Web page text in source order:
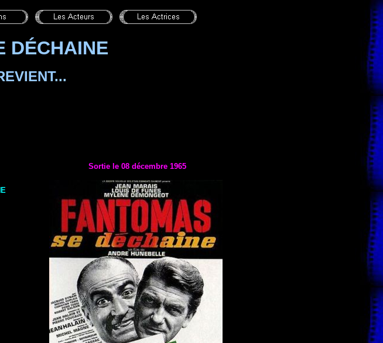
DÉCHAINE
Sortie le 08 décembre 1965